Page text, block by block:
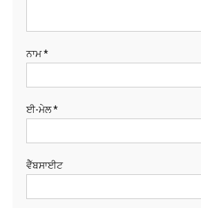
*
ਈ-ਮੇਲ *
ਵੈੱਬਸਾਈਟ